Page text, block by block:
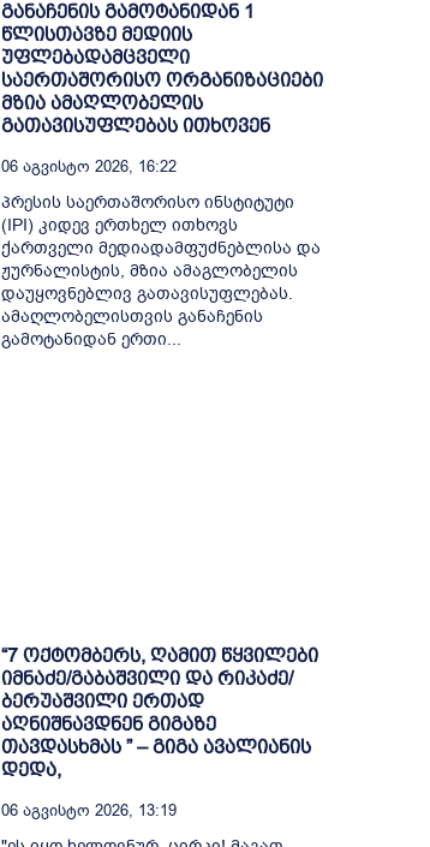
განაჩენის გამოტანიდან 1
წლისთავზე მედიის
უფლებადამცველი
საერთაშორისო ორგანიზაციები
მზია ამაღლობელის
გათავისუფლებას ითხოვენ
06 Აგვისტო 2026, 16:22
პრესის საერთაშორისო ინსტიტუტი
(IPI) კიდევ ერთხელ ითხოვს
ქართველი მედიადამფუძნებლისა და
ჟურნალისტის, მზია ამაგლობელის
დაუყოვნებლივ გათავისუფლებას.
ამაღლობელისთვის განაჩენის
გამოტანიდან ერთი...
“7 ოქტომბერს, ღამით წყვილები
იმნაძე/გაბაშვილი და რიკაძე/
ბერუაშვილი ერთად
აღნიშნავდნენ გიგაზე
თავდასხმას ” – გიგა ავალიანის
დედა,
06 Აგვისტო 2026, 13:19